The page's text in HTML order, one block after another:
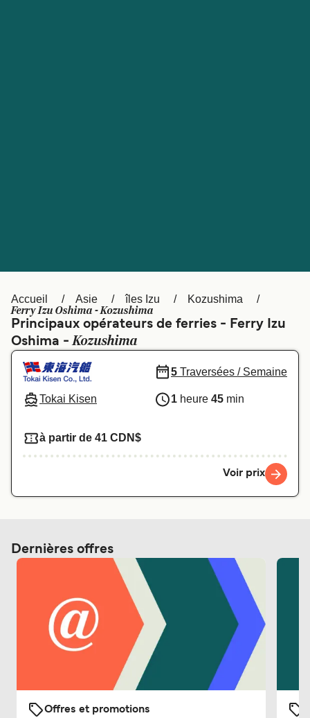
Canada
Ελλάδα
Deutschland Schweiz (DE)
Norge Україна
Accueil Asie îles Izu Kozushima
Ferry Izu Oshima - Kozushima
Principaux opérateurs de ferries - Ferry Izu
Oshima -Kozushima
Tokai Kisen
5 Traversées / Semaine
1 heure 45 min
à partir de 41 CDN$
Voir prix
Dernières offres
Offres et promotions